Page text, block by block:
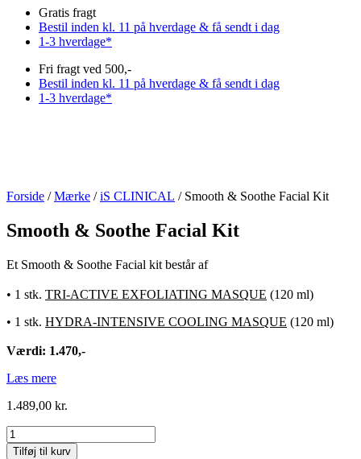
Gratis fragt
Bestil inden kl. 11 på hverdage & få sendt i dag
1-3 hverdage*
Fri fragt ved 500,-
Bestil inden kl. 11 på hverdage & få sendt i dag
1-3 hverdage*
Forside /Mærke /iS CLINICAL / Smooth & Soothe Facial Kit
Smooth & Soothe Facial Kit
Et Smooth & Soothe Facial kit består af
• 1 stk. TRI-ACTIVE EXFOLIATING MASQUE (120 ml)
• 1 stk. HYDRA-INTENSIVE COOLING MASQUE (120 ml)
Værdi: 1.470,-
Læs mere
1.489,00 kr.
Smooth
&Tilføj til kurv